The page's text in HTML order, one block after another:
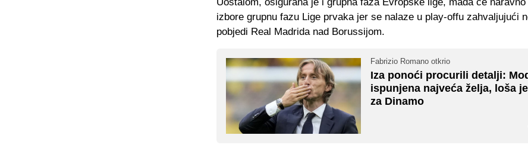
izbore grupnu fazu Lige prvaka jer se nalaze u play-offu zahvaljujući
pobjedi Real Madrida nad Borussijom.
Fabrizio Romano otkrio
Iza ponoći procurili detalji:
ispunjena najveća želja, loša
za Dinamo